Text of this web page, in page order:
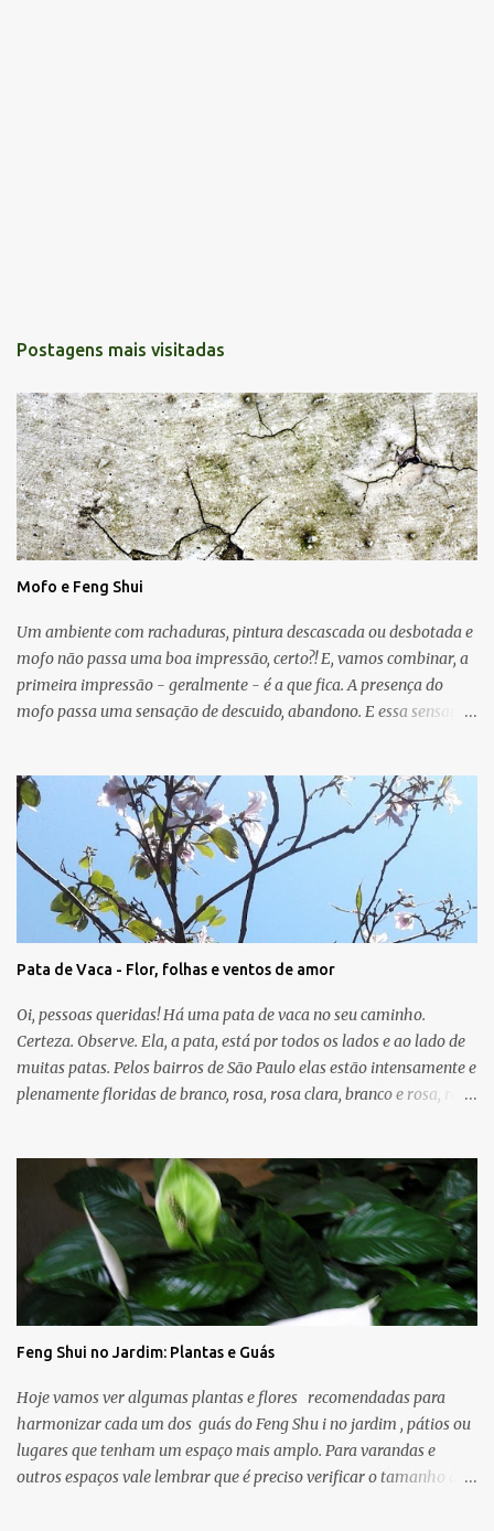
Postagens mais visitadas
Mofo e Feng Shui
Um ambiente com rachaduras, pintura descascada ou desbotada e
mofo não passa uma boa impressão, certo?! E, vamos combinar, a
primeira impressão - geralmente - é a que fica. A presença do
mofo passa uma sensação de descuido, abandono. E essa sensação,
devido as condições de umidade, falta de luz e falta de ventilação.
As manchas escuras podem aparecer nas paredes, no teto e até
mesmo no chão e, em geral, o mofo é causado por micro-
organismos (fungos, algas) que se proliferam com a umidade.
Para o Feng Shui, o mofo pode ser um sinal de que a energia do
guá em que ele aparece não vai bem. A casa pode mostrar, por
meio dessa manifestação física, que o relacionamento, o sucesso, o
trabalho, a saúde, a criatividade, a família, os amigos e/ou a
espiritualidade precisam de atenção. A cura será uma nova
pintura, somada a melhor ventilação do ...
Pata de Vaca - Flor, folhas e ventos de amor
Oi, pessoas queridas! Há uma pata de vaca no seu caminho.
Certeza. Observe. Ela, a pata, está por todos os lados e ao lado de
muitas patas. Pelos bairros de São Paulo elas estão intensamente e
plenamente floridas de branco, rosa, rosa clara, branco e rosa, rosa
cinzas, trânsito e agitação urbana que trazem boas energias e
mensagens de esperança, amor, paz. Dia desses de sol,
caminhando pelas ruas dos bairros próximos parei embaixo de
uma árvore que achei bonita e fotografei. Olhei com mais calma
para cima e percebi as folhas de coração e flores rosadas . E outro
dia desses - dia de muito vento - atravessei a rua perto da minha
casa e lá estava: outra árvore espalhando as folhas e as flores no
chão cinza. As árvores que menciono hoje são conhecidas como
Pata de Vaca ou Árvore Orquídea e suas folhas lembram o
formato da pata de vaca, por isso...
Feng Shui no Jardim: Plantas e Guás
Hoje vamos ver algumas plantas e flores recomendadas para
harmonizar cada um dos guás do Feng Shu i no jardim , pátios ou
lugares que tenham um espaço mais amplo. Para varandas e
outros espaços vale lembrar que é preciso verificar o tamanho da